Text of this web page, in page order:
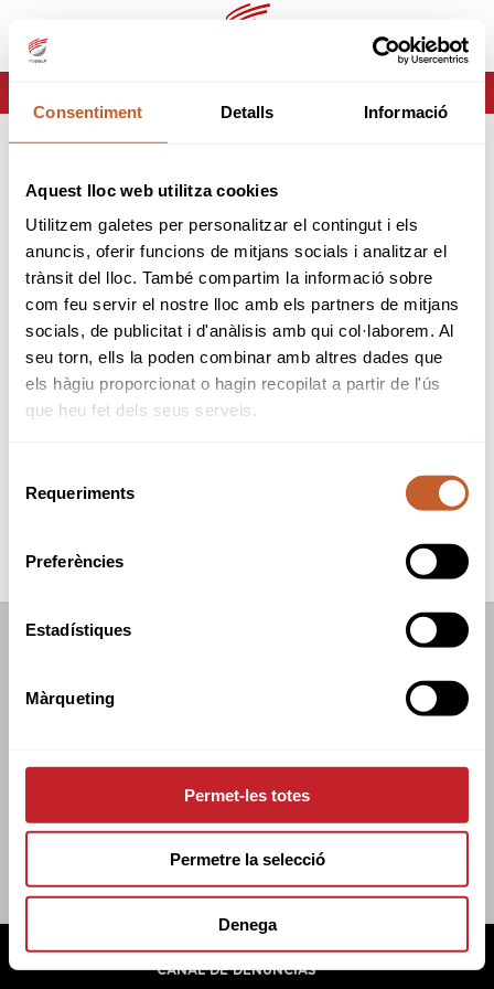
Consentiment Detalls Informació
Aquest lloc web utilitza cookies
Utilitzem galetes per personalitzar el contingut i els
anuncis, oferir funcions de mitjans socials i analitzar el
trànsit del lloc. També compartim la informació sobre
com feu servir el nostre lloc amb els partners de mitjans
socials, de publicitat i d'anàlisis amb qui col·laborem. Al
seu torn, ells la poden combinar amb altres dades que
els hàgiu proporcionat o hagin recopilat a partir de l'ús
que heu fet dels seus serveis.
Requeriments
Preferències
Estadístiques
Màrqueting
Permet-les totes
Permetre la selecció
Denega
es ca
Página no encontrada
Lo sentimos pero la página que estas buscando no
existe o ha cambiado.
volver
C/TUSET 32, 8A PLANTA. 08006 BCN
POLÍTICA DE COOKIES
POLÍTICA DE PRIVACIDAD
CANAL DE DENUNCIAS